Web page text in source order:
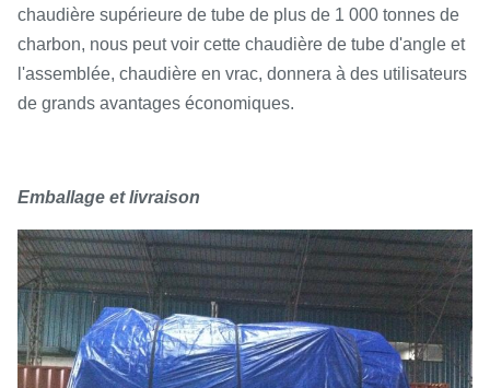
chaudière supérieure de tube de plus de 1 000 tonnes de
charbon, nous peut voir cette chaudière de tube d'angle et
l'assemblée, chaudière en vrac, donnera à des utilisateurs
de grands avantages économiques.
Emballage et livraison